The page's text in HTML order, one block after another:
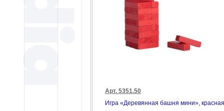
Арт. 5351.50
Игра «Деревянная башня мини», красная